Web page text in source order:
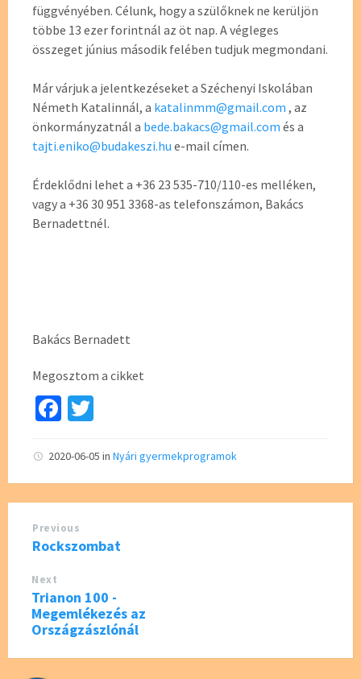
függvényében. Célunk, hogy a szülőknek ne kerüljön
többe 13 ezer forintnál az öt nap. A végleges
összeget június második felében tudjuk megmondani.
Már várjuk a jelentkezéseket a Széchenyi Iskolában
Németh Katalinnál, a katalinmm@gmail.com , az
önkormányzatnál a bede.bakacs@gmail.com és a
tajti.eniko@budakeszi.hu e-mail címen.
Érdeklődni lehet a +36 23 535-710/110-es melléken,
vagy a +36 30 951 3368-as telefonszámon, Bakács
Bernadettnél.
Bakács Bernadett
Megosztom a cikket
Fa
b
o
o
k
tt
er
2020-06-05 in Nyári gyermekprogramok
Previous
Rockszombat
Next
Trianon 100 -
Megemlékezés az
Országzászlónál